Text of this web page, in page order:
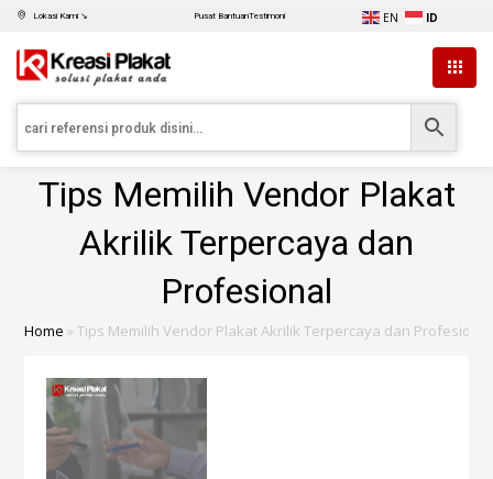
Lokasi Kami ↘ Pusat BantuanTestimoni EN ID
Tips Memilih Vendor Plakat
Akrilik Terpercaya dan
Profesional
Home »Tips Memilih Vendor Plakat Akrilik Terpercaya dan Profesional